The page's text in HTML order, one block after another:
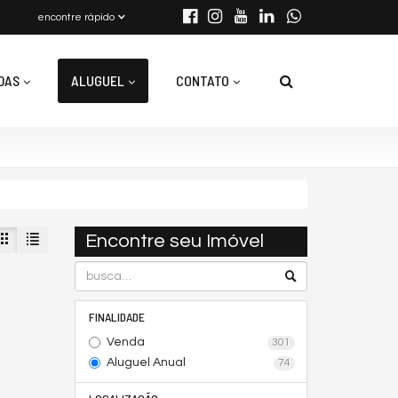
encontre rápido
ALUGUEL CONTATO
Encontre seu Imóvel
FINALIDADE
Venda 301
Aluguel Anual 74